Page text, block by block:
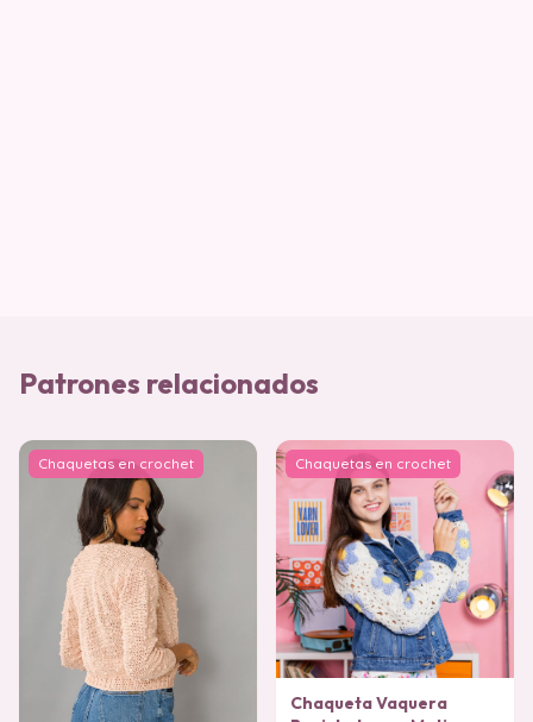
Patrones relacionados
Chaquetas en crochet Chaquetas en crochet
Chaqueta Vaquera